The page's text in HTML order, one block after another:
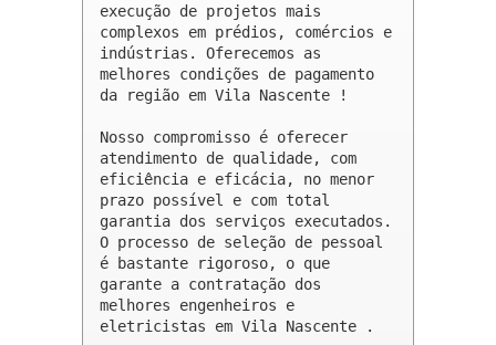
execução de projetos mais
complexos em prédios, comércios e
indústrias. Oferecemos as
melhores condições de pagamento
da região em Vila Nascente !
Nosso compromisso é oferecer
atendimento de qualidade, com
eficiência e eficácia, no menor
prazo possível e com total
garantia dos serviços executados.
O processo de seleção de pessoal
é bastante rigoroso, o que
garante a contratação dos
melhores engenheiros e
eletricistas em Vila Nascente .